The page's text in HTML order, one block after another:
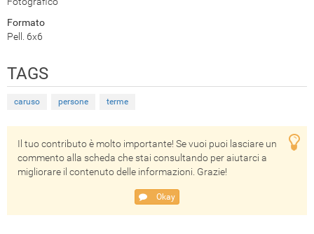
Formato
Pell. 6x6
TAGS
caruso persone terme
Il tuo contributo è molto importante! Se vuoi puoi lasciare un
commento alla scheda che stai consultando per aiutarci a
migliorare il contenuto delle informazioni. Grazie!
Okay